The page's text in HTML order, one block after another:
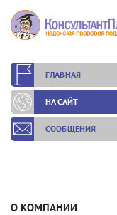
ГЛАВНАЯ
НА САЙТ
СООБЩЕНИЯ
О КОМПАНИИ